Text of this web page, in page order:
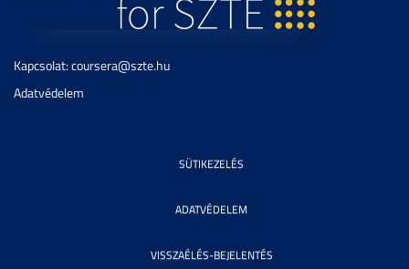
Kapcsolat: coursera@szte.hu
Adatvédelem
SÜTIKEZELÉS
ADATVÉDELEM
VISSZAÉLÉS-BEJELENTÉS